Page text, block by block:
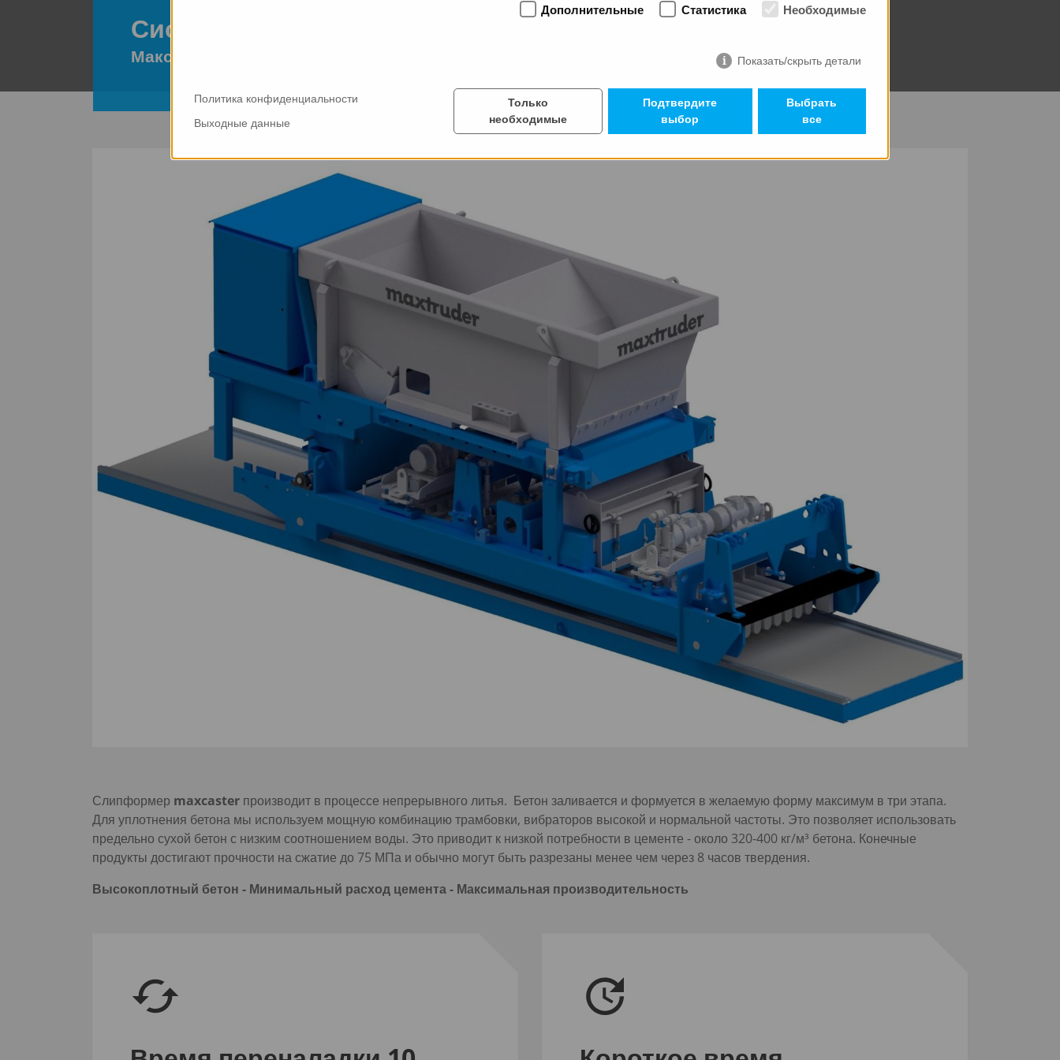
Система многократного уплотнения
Максимальное многообразие преднапряженных бетонных изделий
Слипформер maxcaster производит в процессе непрерывного литья. Бетон заливается и формуется в желаемую форму максимум в три этапа.
Для уплотнения бетона мы используем мощную комбинацию трамбовки, вибраторов высокой и нормальной частоты. Это позволяет использовать
предельно сухой бетон с низким соотношением воды. Это приводит к низкой потребности в цементе - около 320-400 кг/м³ бетона. Конечные
продукты достигают прочности на сжатие до 75 МПа и обычно могут быть разрезаны менее чем через 8 часов твердения.
Высокоплотный бетон - Минимальный расход цемента - Максимальная производительность
Дополнительные Статистика Необходимые
Показать/скрыть детали
Только
необходимые
Подтвердите
выбор
Выбрать
все
Политика конфиденциальности
Выходные данные